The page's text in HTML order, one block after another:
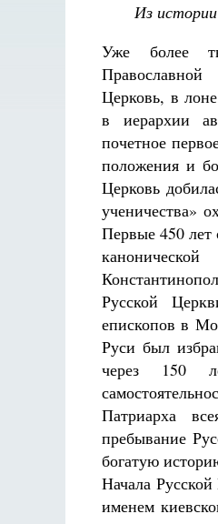
Из
Уже более
Церковь, в
в иерархии
почетное
положения и
Церковь
ученичества»
Первые 450 лет
Русской
епископов в
Руси был
через 150
Патриарха
пребывание
богатую
Начала
именем
Разлуки